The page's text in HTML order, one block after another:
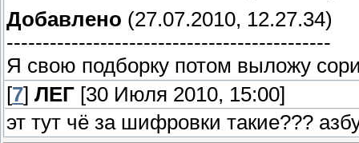
Добавлено (27.07.2010, 12.27.34)
---------------------------------------------
Я свою подборку потом выложу
[7] ЛЕГ [30 Июля 2010, 15:00]
эт тут чё за шифровки такие???